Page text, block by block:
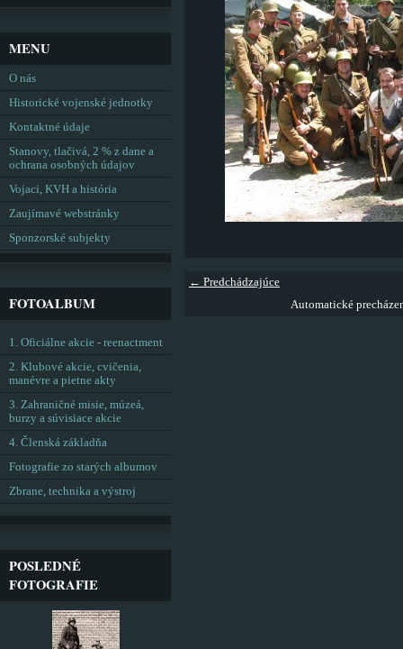
← Predchádzajúce
Automatické
MENU
O nás
Historické vojenské jednotky
Kontaktné údaje
Stanovy, tlačivá, 2 % z dane a
ochrana osobných údajov
Vojaci, KVH a história
Zaujímavé webstránky
Sponzorské subjekty
FOTOALBUM
1. Oficiálne akcie - reenactment
2. Klubové akcie, cvičenia,
manévre a pietne akty
3. Zahraničné misie, múzeá,
burzy a súvisiace akcie
4. Členská základňa
Fotografie zo starých albumov
Zbrane, technika a výstroj
POSLEDNÉ
FOTOGRAFIE